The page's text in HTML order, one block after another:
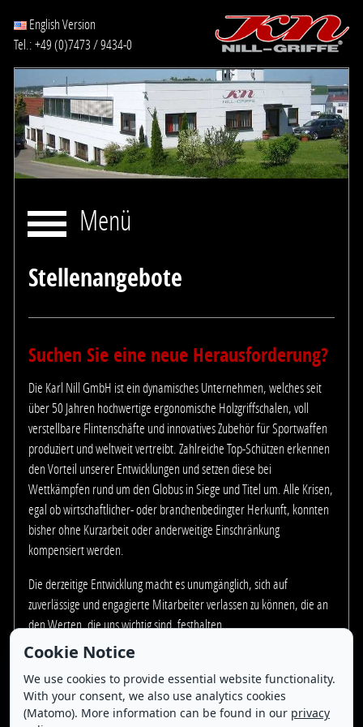
English Version
Tel.: +49 (0)7473 / 9434-0
Menü
Stellenangebote
Suchen Sie eine neue Herausforderung?
Die Karl Nill GmbH ist ein dynamisches Unternehmen, welches seit
über 50 Jahren hochwertige ergonomische Holzgriffschalen, voll
verstellbare Flintenschäfte und innovatives Zubehör für Sportwaffen
produziert und weltweit vertreibt. Zahlreiche Top-Schützen erkennen
den Vorteil unserer Entwicklungen und setzen diese bei
Wettkämpfen rund um den Globus in Siege und Titel um. Alle Krisen,
egal ob wirtschaftlicher- oder branchenbedingter Herkunft, konnten
bisher ohne Kurzarbeit oder anderweitige Einschränkung
kompensiert werden.
Die derzeitige Entwicklung macht es unumgänglich, sich auf
zuverlässige und engagierte Mitarbeiter verlassen zu können, die an
den Werten, die uns wichtig sind, festhalten.
Auf Grund der stetigen Nachfrage haben Sie als neue/r
Mitarbeiter/in die Chance, sich an künftigen Erfolgen zu beteiligen.
Ein anspruchsvoller, interessanter und abwechslungsreicher
Arbeitsplatz in einem motivierten Team wartet auf Sie. Sollten Sie
Cookie Notice
We use cookies to provide essential website functionality.
With your consent, we also use analytics cookies
(Matomo). More information can be found in our privacy